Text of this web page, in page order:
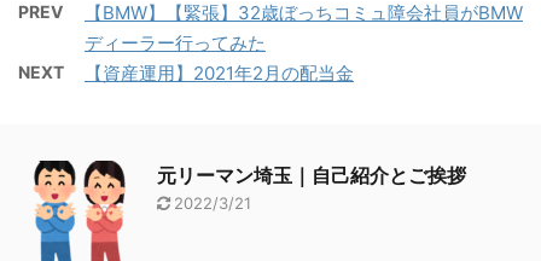
PREV
【BMW】【緊張】32歳ぼっちコミュ障会社員がBMW
ディーラー行ってみた
NEXT 【資産運用】2021年2月の配当金
元リーマン埼玉｜自己紹介とご挨拶
2022/3/21